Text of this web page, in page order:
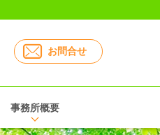
お問合せ
事務所概要